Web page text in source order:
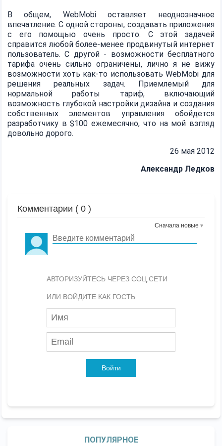
В общем, WebMobi оставляет неоднозначное
впечатление. С одной стороны, создавать приложения
с его помощью очень просто. С этой задачей
справится любой более-менее продвинутый интернет
пользователь. С другой - возможности бесплатного
тарифа очень сильно ограничены, лично я не вижу
возможности хоть как-то использовать WebMobi для
решения реальных задач. Приемлемый для
нормальной работы тариф, включающий
возможность глубокой настройки дизайна и создания
собственных элементов управления обойдется
разработчику в $100 ежемесячно, что на мой взгляд
довольно дорого.
26 мая 2012
Александр Ледков
Комментарии ( 0 )
Сначала новые
АВТОРИЗУЙТЕСЬ ЧЕРЕЗ СОЦ.СЕТИ
ИЛИ ВОЙДИТЕ КАК ГОСТЬ
Войти
ПОПУЛЯРНОЕ